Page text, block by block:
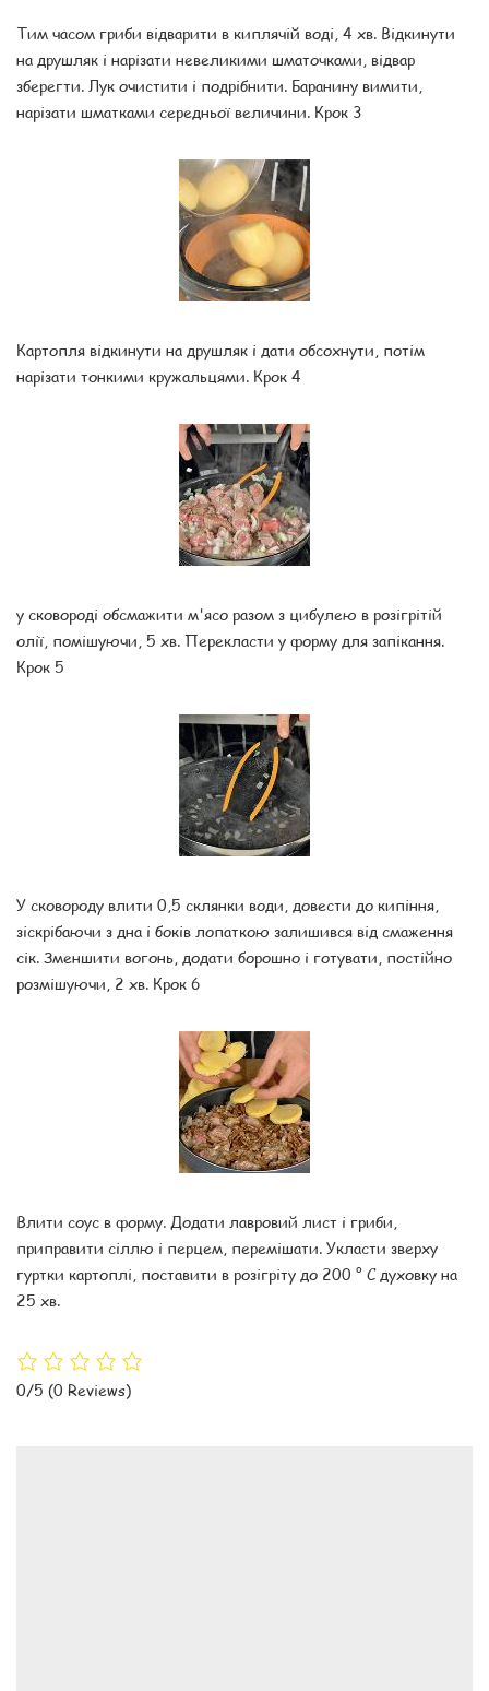
Тим часом гриби відварити в киплячій воді, 4 хв. Відкинути
на друшляк і нарізати невеликими шматочками, відвар
зберегти. Лук очистити і подрібнити. Баранину вимити,
нарізати шматками середньої величини. Крок 3
Картопля відкинути на друшляк і дати обсохнути, потім
нарізати тонкими кружальцями. Крок 4
у сковороді обсмажити м'ясо разом з цибулею в розігрітій
олії, помішуючи, 5 хв. Перекласти у форму для запікання.
Крок 5
У сковороду влити 0,5 склянки води, довести до кипіння,
зіскрібаючи з дна і боків лопаткою залишився від смаження
сік. Зменшити вогонь, додати борошно і готувати, постійно
розмішуючи, 2 хв. Крок 6
Влити соус в форму. Додати лавровий лист і гриби,
приправити сіллю і перцем, перемішати. Укласти зверху
гуртки картоплі, поставити в розігріту до 200 ° С духовку на
25 хв.
0/5 (0 Reviews)